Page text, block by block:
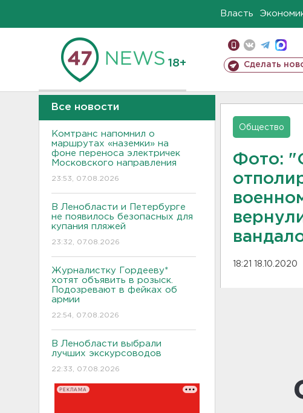
Власть
18+ Сделать
Все новости
Комтранс напомнил о
маршрутах «наземки» на
фоне переноса электричек
Московского направления
23:53, 07.08.2026
В Ленобласти и Петербурге
не появилось безопасных для
купания пляжей
23:32, 07.08.2026
Журналистку Гордееву*
хотят объявить в розыск.
Подозревают в фейках об
армии
22:54, 07.08.2026
В Ленобласти выбрали
лучших экскурсоводов
22:33, 07.08.2026
РЕКЛАМА
Общество
Фото:
18:21 18.10.2020